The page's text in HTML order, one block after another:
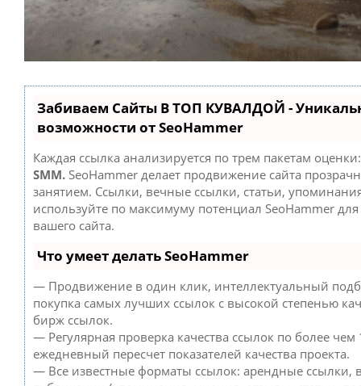
Забиваем Сайты В ТОП КУВАЛДОЙ -
возможности от SeoHammer
Каждая ссылка анализируется по трем пакетам
SMM. SeoHammer делает продвижение сайта
занятием. Ссылки, вечные ссылки, статьи,
используйте по максимуму потенциал SeoHammer
вашего сайта.
Что умеет делать SeoHammer
— Продвижение в один клик, интеллектуальный
покупка самых лучших ссылок с высокой степенью
бирж ссылок.
— Регулярная проверка качества ссылок по более чем
ежедневный пересчет показателей качества проекта.
— Все известные форматы ссылок: арендные ссылки,